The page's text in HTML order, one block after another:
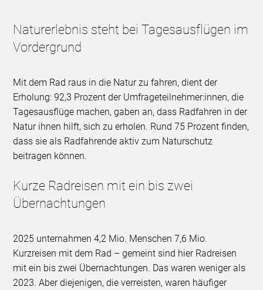
Naturerlebnis steht bei Tagesausflügen im
Vordergrund
Mit dem Rad raus in die Natur zu fahren, dient der
Erholung: 92,3 Prozent der Umfrageteilnehmer:innen, die
Tagesausflüge machen, gaben an, dass Radfahren in der
Natur ihnen hilft, sich zu erholen. Rund 75 Prozent finden,
dass sie als Radfahrende aktiv zum Naturschutz
beitragen können.
Kurze Radreisen mit ein bis zwei
Übernachtungen
2025 unternahmen 4,2 Mio. Menschen 7,6 Mio.
Kurzreisen mit dem Rad – gemeint sind hier Radreisen
mit ein bis zwei Übernachtungen. Das waren weniger als
2023. Aber diejenigen, die verreisten, waren häufiger